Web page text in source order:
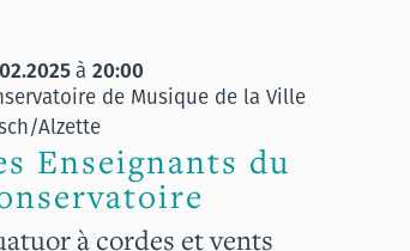
à 20:00
de Musique de la Ville
Alzette
Enseignants du
à cordes et vents